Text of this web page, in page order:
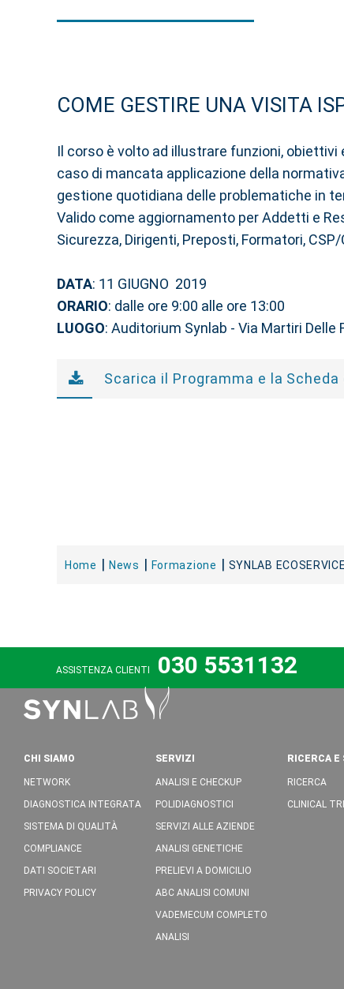
COME GESTIRE UNA VISITA
Il corso è volto ad illustrare funzioni, obiettivi
caso di mancata applicazione della
gestione quotidiana delle problematiche in
Valido come aggiornamento per Addetti e
Sicurezza, Dirigenti, Preposti, Formatori, CSP/
DATA: 11 GIUGNO 2019
ORARIO: dalle ore 9:00 alle ore 13:00
LUOGO: Auditorium Synlab - Via Martiri Delle
Scarica il Programma e la
Home News Formazione SYNLAB
ASSISTENZA CLIENTI 030 5531132
CHI SIAMO
NETWORK
DIAGNOSTICA INTEGRATA
SISTEMA DI QUALITÀ
COMPLIANCE
DATI SOCIETARI
PRIVACY POLICY
SERVIZI
ANALISI E CHECKUP
POLIDIAGNOSTICI
SERVIZI ALLE AZIENDE
ANALISI GENETICHE
PRELIEVI A DOMICILIO
ABC ANALISI COMUNI
VADEMECUM COMPLETO
ANALISI
RICERCA E
RICERCA
CLINICAL